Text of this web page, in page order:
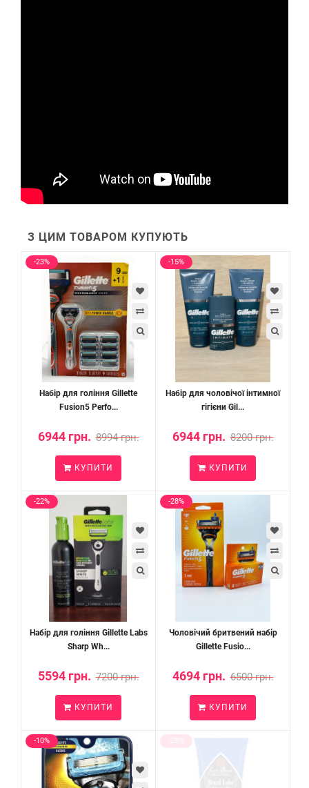
З ЦИМ ТОВАРОМ КУПУЮТЬ
-23%
Набір для гоління Gillette
Fusion5 Perfo...
6944 грн. 8994 грн.
КУПИТИ
-15%
Набір для чоловічої інтимної
гігієни Gil...
6944 грн. 8200 грн.
КУПИТИ
-22%
Набір для гоління Gillette Labs
Sharp Wh...
5594 грн. 7200 грн.
КУПИТИ
-28%
Чоловічий бритвений набір
Gillette Fusio...
4694 грн. 6500 грн.
КУПИТИ
-10%